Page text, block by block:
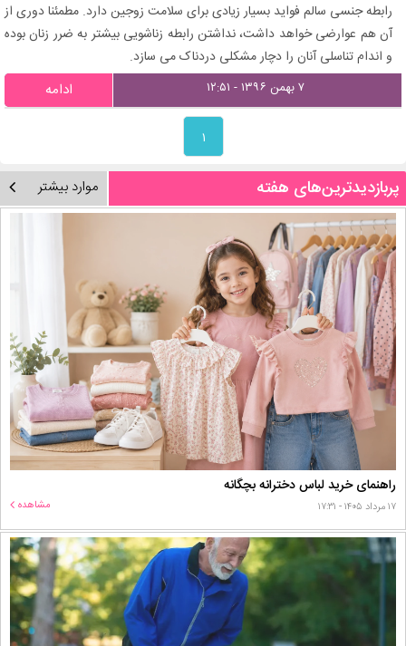
رابطه جنسی سالم فواید بسیار زیادی برای سلامت زوجین دارد. مطمئنا دوری از
آن هم عوارضی خواهد داشت، نداشتن رابطه زناشویی بیشتر به ضرر زنان بوده
و اندام تناسلی آنان را دچار مشکلی دردناک می سازد.
۷ بهمن ۱۳۹۶ - ۱۲:۵۱ ادامه
۱
پربازدیدترین‌های هفته موارد بیشتر
راهنمای خرید لباس دخترانه بچگانه
۱۷ مرداد ۱۴۰۵ - ۱۷:۳۱ مشاهده